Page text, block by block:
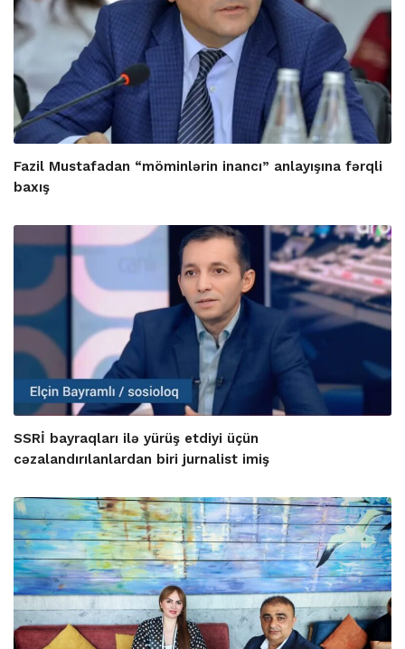
Fazil Mustafadan “möminlərin inancı” anlayışına fərqli
baxış
SSRİ bayraqları ilə yürüş etdiyi üçün
cəzalandırılanlardan biri jurnalist imiş